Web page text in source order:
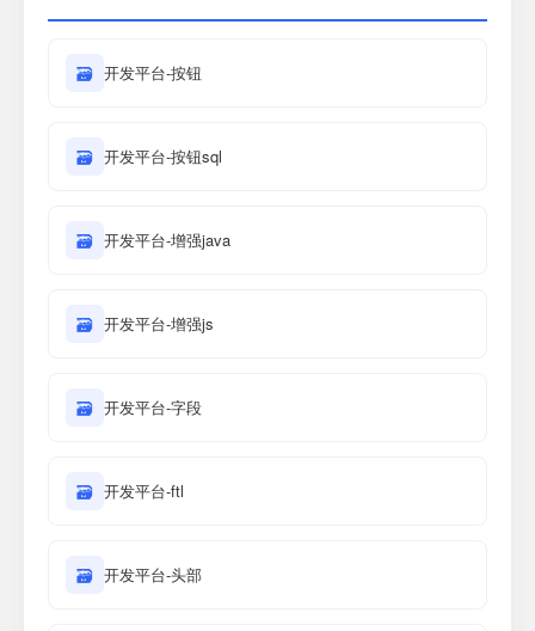
🗃 开发平台-按钮
🗃 开发平台-按钮sql
🗃 开发平台-增强java
🗃 开发平台-增强js
🗃 开发平台-字段
🗃 开发平台-ftl
🗃 开发平台-头部